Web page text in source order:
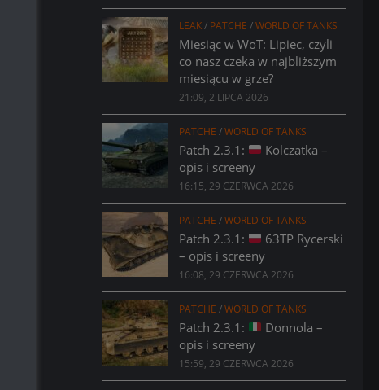
LEAK/ PATCHE /WORLD OF TANKS
Miesiąc w WoT: Lipiec, czyli
co nasz czeka w najbliższym
miesiącu w grze?
21:09, 2 LIPCA 2026
PATCHE /WORLD OF TANKS
Patch 2.3.1:
Kolczatka –
opis i screeny
16:15, 29 CZERWCA 2026
PATCHE /WORLD OF TANKS
Patch 2.3.1:
63TP Rycerski
– opis i screeny
16:08, 29 CZERWCA 2026
PATCHE /WORLD OF TANKS
Patch 2.3.1:
Donnola –
opis i screeny
15:59, 29 CZERWCA 2026